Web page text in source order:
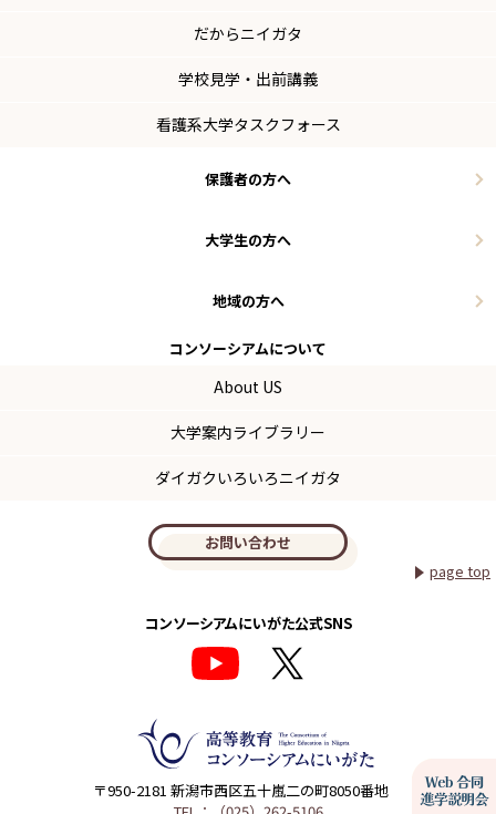
〒950-2181 新潟市西区五十嵐二の町8050番地
だからニイガタ
学校見学・出前講義
看護系大学タスクフォース
保護者の方へ
大学生の方へ
地域の方へ
コンソーシアムについて
About US
大学案内ライブラリー
ダイガクいろいろニイガタ
お問い合わせ
page top
コンソーシアムにいがた公式SNS